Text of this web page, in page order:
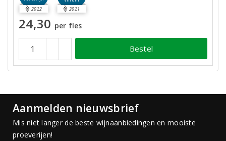
2022 2021
24,30 per fles
Bestel
Aanmelden nieuwsbrief
Mis niet langer de beste wijnaanbiedingen en mooiste
proeverijen!